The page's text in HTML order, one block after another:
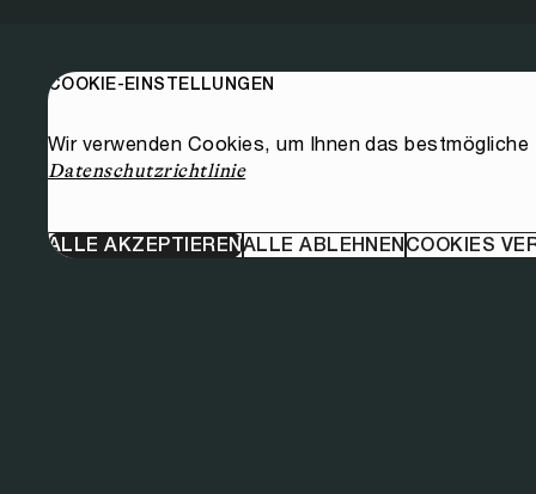
COOKIE-EINSTELLUNGEN
Wir verwenden Cookies, um Ihnen das
Datenschutzrichtlinie
ALLE AKZEPTIERENALLE ABLEHNEN COOKIES